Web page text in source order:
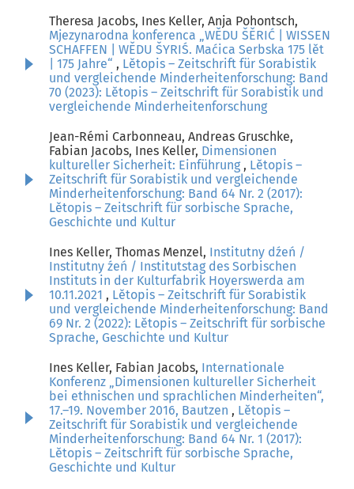
Theresa Jacobs, Ines Keller, Anja Pohontsch,
Mjezynarodna konferenca „WĚDU ŠĚRIĆ | WISSEN
SCHAFFEN | WĚDU ŠYRIŚ. Maćica Serbska 175 lět
| 175 Jahre“ , Lětopis – Zeitschrift für Sorabistik
und vergleichende Minderheitenforschung: Band
70 (2023): Lětopis – Zeitschrift für Sorabistik und
vergleichende Minderheitenforschung
Jean-Rémi Carbonneau, Andreas Gruschke,
Fabian Jacobs, Ines Keller, Dimensionen
kultureller Sicherheit: Einführung, Lětopis –
Zeitschrift für Sorabistik und vergleichende
Minderheitenforschung: Band 64 Nr. 2 (2017):
Lětopis – Zeitschrift für sorbische Sprache,
Geschichte und Kultur
Ines Keller, Thomas Menzel, Institutny dźeń /
Institutny źeń / Institutstag des Sorbischen
Instituts in der Kulturfabrik Hoyerswerda am
10.11.2021 , Lětopis – Zeitschrift für Sorabistik
und vergleichende Minderheitenforschung: Band
69 Nr. 2 (2022): Lětopis – Zeitschrift für sorbische
Sprache, Geschichte und Kultur
Ines Keller, Fabian Jacobs, Internationale
Konferenz „Dimensionen kultureller Sicherheit
bei ethnischen und sprachlichen Minderheiten“,
17.–19. November 2016, Bautzen , Lětopis –
Zeitschrift für Sorabistik und vergleichende
Minderheitenforschung: Band 64 Nr. 1 (2017):
Lětopis – Zeitschrift für sorbische Sprache,
Geschichte und Kultur